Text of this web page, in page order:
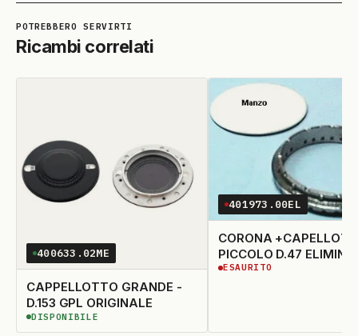
Ricambi correlati
400633.02ME
CAPPELLOTTO GRANDE -
D.153 GPL ORIGINALE
DISPONIBILE
DISPONIBILE
401973.00EL
CORONA
PICCOLO D.47
ESAURITO
ESAURITO